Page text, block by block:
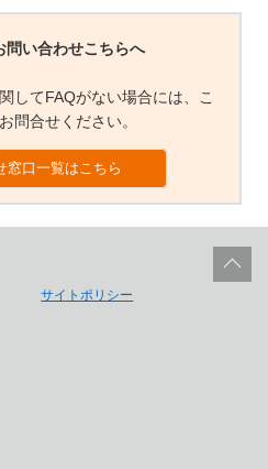
問い合わせこちらへ
してFAQがない場合には、こ
問合せください。
窓口一覧はこちら
サイトポリシー